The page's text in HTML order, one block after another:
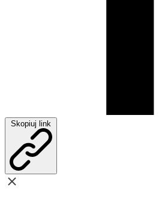
Skopiuj link